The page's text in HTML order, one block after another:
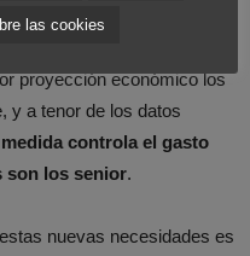
una gran oportunidad
proyección económico los
y a tenor de los datos
controla el gasto
son los senior.
nuevas necesidades es
las cookies